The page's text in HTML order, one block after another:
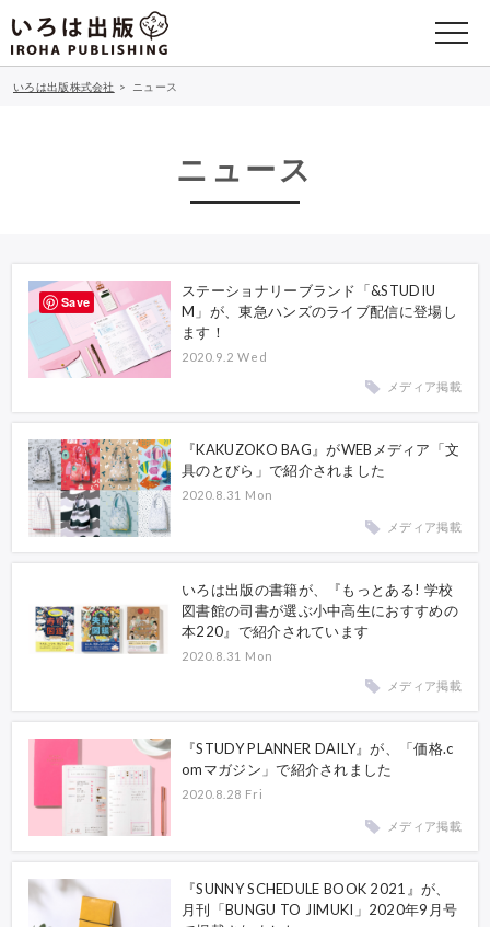
いろは出版株式会社 > ニュース
ニュース
ステーショナリーブランド「&STUDIU
M」が、東急ハンズのライブ配信に登場し
ます！
2020.9.2 Wed
メディア掲載
『KAKUZOKO BAG』がWEBメディア「文
具のとびら」で紹介されました
2020.8.31 Mon
メディア掲載
いろは出版の書籍が、『もっとある! 学校
図書館の司書が選ぶ小中高生におすすめの
本220』で紹介されています
2020.8.31 Mon
メディア掲載
『STUDY PLANNER DAILY』が、「価格.c
omマガジン」で紹介されました
2020.8.28 Fri
メディア掲載
『SUNNY SCHEDULE BOOK 2021』が、
月刊「BUNGU TO JIMUKI」2020年9月号
Save